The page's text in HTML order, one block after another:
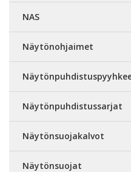
NAS
Näytönohjaimet
Näytönpuhdistussarjat
Näytönsuojakalvot
Näytönsuojat